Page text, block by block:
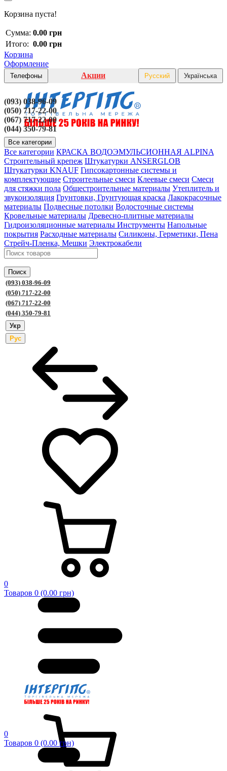
Корзина пуста!
Сумма: 0.00 грн
Итого: 0.00 грн
Корзина
Оформление
Телефоны
(093) 038-96-09
(050) 717-22-00
(067) 717-22-00
(044) 350-79-81
Акции Русский Українська
Все категории
Все категории КРАСКА ВОДОЭМУЛЬСИОННАЯ ALPINA
Строительный крепеж Штукатурки ANSERGLOB
Штукатурки KNAUF Гипсокартонные системы и
комплектующие Строительные смеси Клеевые смеси Смеси
для стяжки пола Общестроительные материалы Утеплитель и
звукоизоляция Грунтовки, Грунтующая краска Лакокрасочные
материалы Подвесные потолки Водосточные системы
Кровельные материалы Древесно-плитные материалы
Гидроизоляционные материалы Инструменты Напольные
покрытия Расходные материалы Силиконы, Герметики, Пена
Стрейч-Пленка, Мешки Электрокабели
Поиск
(093) 038-96-09
(050) 717-22-00
(067) 717-22-00
(044) 350-79-81
Укр
Рус
0
Товаров 0 (0.00 грн)
0
Товаров 0 (0.00 грн)